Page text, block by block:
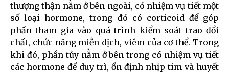
thượng thận nằm ở bên ngoài, có nhiệm vụ tiết một
số loại hormone, trong đó có corticoid để góp
phần tham gia vào quá trình kiểm soát trao đổi
chất, chức năng miễn dịch, viêm của cơ thể. Trong
khi đó, phần tủy nằm ở bên trong có nhiệm vụ tiết
các hormone để duy trì, ổn định nhịp tim và huyết